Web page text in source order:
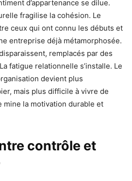
d’appartenance se dilue.
fragilise la cohésion. Le
ceux qui ont connu les débuts et
entreprise déjà métamorphosée.
remplacés par des
fatigue relationnelle s’installe. Le
devient plus
mais plus difficile à vivre de
mine la motivation durable et
contrôle et